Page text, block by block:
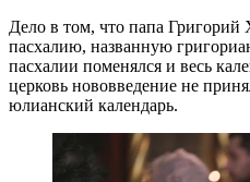
Дело в том, что папа
пасхалию, названную
пасхалии поменялся и весь
церковь нововведение не
юлианский календарь.